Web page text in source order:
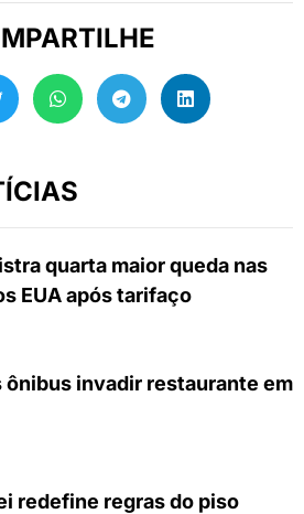
quarta maior queda nas
EUA após tarifaço
ônibus invadir restaurante em
redefine regras do piso